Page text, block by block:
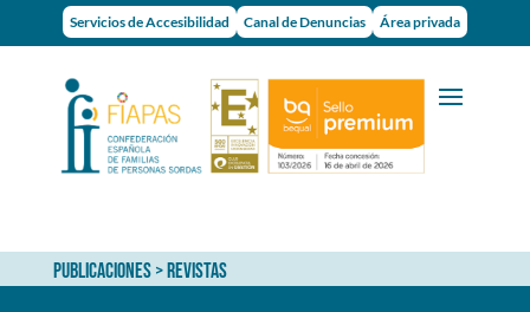
Servicios de Accesibilidad Canal de Denuncias Área privada
PUBLICACIONES> REVISTAS